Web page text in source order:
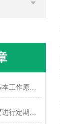
原油含水快速测定仪的基本工作原理讲解
原油含水快速测定仪需要进行定期校准